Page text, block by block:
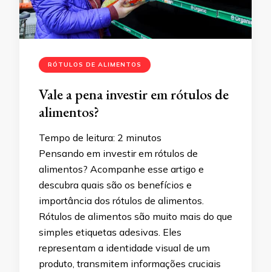
RÓTULOS DE ALIMENTOS
Vale a pena investir em rótulos de
alimentos?
Tempo de leitura: 2 minutos
Pensando em investir em rótulos de
alimentos? Acompanhe esse artigo e
descubra quais são os benefícios e
importância dos rótulos de alimentos.
Rótulos de alimentos são muito mais do que
simples etiquetas adesivas. Eles
representam a identidade visual de um
produto, transmitem informações cruciais